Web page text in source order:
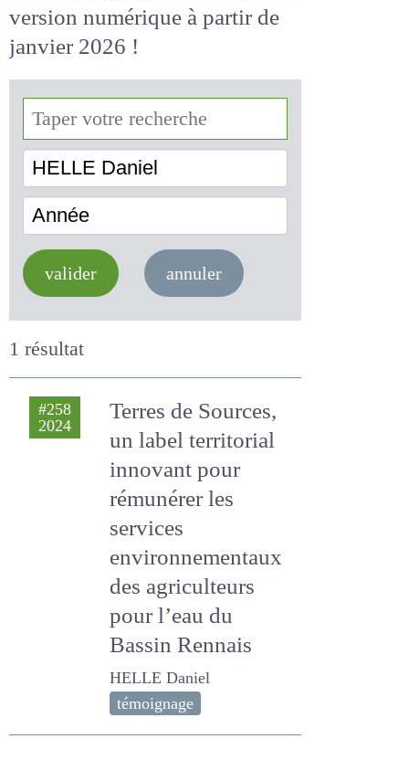
accessiblegratuitementdans
sa version numérique
de janvier 2026 !
HELLE Daniel
valider annuler
1 résultat
#258
Terres de Sources,
un label territorial
innovant pour
rémunérer les
services
environnementaux
des agriculteurs
pour l’eau du
Bassin Rennais
HELLE Daniel
témoignage